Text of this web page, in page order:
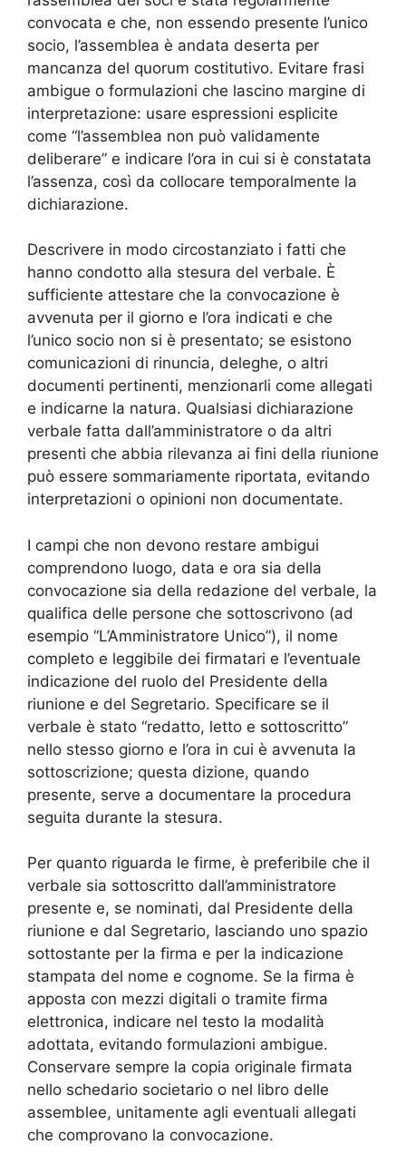
convocata e che, non essendo presente l’unico
socio, l’assemblea è andata deserta per
mancanza del quorum costitutivo. Evitare frasi
ambigue o formulazioni che lascino margine di
interpretazione: usare espressioni esplicite
come “l’assemblea non può validamente
deliberare” e indicare l’ora in cui si è constatata
l’assenza, così da collocare temporalmente la
dichiarazione.
Descrivere in modo circostanziato i fatti che
hanno condotto alla stesura del verbale. È
sufficiente attestare che la convocazione è
avvenuta per il giorno e l’ora indicati e che
l’unico socio non si è presentato; se esistono
comunicazioni di rinuncia, deleghe, o altri
documenti pertinenti, menzionarli come allegati
e indicarne la natura. Qualsiasi dichiarazione
verbale fatta dall’amministratore o da altri
presenti che abbia rilevanza ai fini della riunione
può essere sommariamente riportata, evitando
interpretazioni o opinioni non documentate.
I campi che non devono restare ambigui
comprendono luogo, data e ora sia della
convocazione sia della redazione del verbale, la
qualifica delle persone che sottoscrivono (ad
esempio “L’Amministratore Unico”), il nome
completo e leggibile dei firmatari e l’eventuale
indicazione del ruolo del Presidente della
riunione e del Segretario. Specificare se il
verbale è stato “redatto, letto e sottoscritto”
nello stesso giorno e l’ora in cui è avvenuta la
sottoscrizione; questa dizione, quando
presente, serve a documentare la procedura
seguita durante la stesura.
Per quanto riguarda le firme, è preferibile che il
verbale sia sottoscritto dall’amministratore
presente e, se nominati, dal Presidente della
riunione e dal Segretario, lasciando uno spazio
sottostante per la firma e per la indicazione
stampata del nome e cognome. Se la firma è
apposta con mezzi digitali o tramite firma
elettronica, indicare nel testo la modalità
adottata, evitando formulazioni ambigue.
Conservare sempre la copia originale firmata
nello schedario societario o nel libro delle
assemblee, unitamente agli eventuali allegati
che comprovano la convocazione.